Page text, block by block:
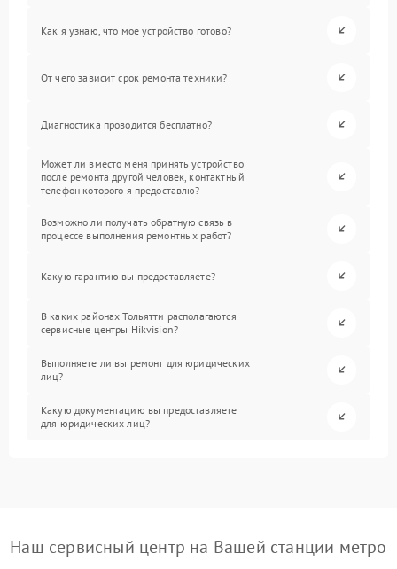
Как я узнаю, что мое устройство готово?
От чего зависит срок ремонта техники?
Диагностика проводится бесплатно?
Может ли вместо меня принять устройство
после ремонта другой человек, контактный
телефон которого я предоставлю?
Возможно ли получать обратную связь в
процессе выполнения ремонтных работ?
Какую гарантию вы предоставляете?
В каких районах Тольятти располагаются
сервисные центры Hikvision?
Выполняете ли вы ремонт для юридических
лиц?
Какую документацию вы предоставляете
для юридических лиц?
Наш сервисный центр на Вашей станции метро